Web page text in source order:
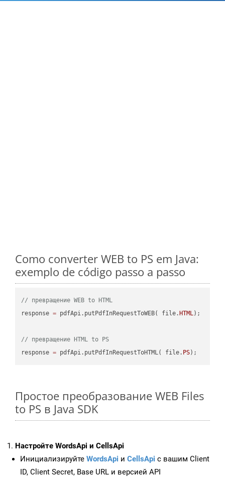
Como converter WEB to PS em Java:
exemplo de código passo a passo
// превращение WEB to HTML
response = pdfApi.putPdfInRequestToWEB( file. HTML);
// превращение HTML to PS
response = pdfApi.putPdfInRequestToHTML( file. PS
Простое преобразование WEB Files
to PS в Java SDK
Настройте WordsApi и CellsApi
Инициализируйте WordsApi и CellsApi с вашим Client
ID, Client Secret, Base URL и версией API